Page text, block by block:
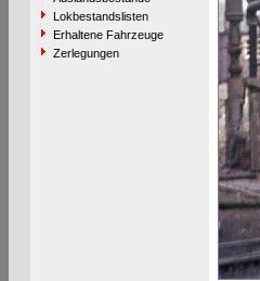
Lokbestandslisten
Erhaltene Fahrzeuge
Zerlegungen